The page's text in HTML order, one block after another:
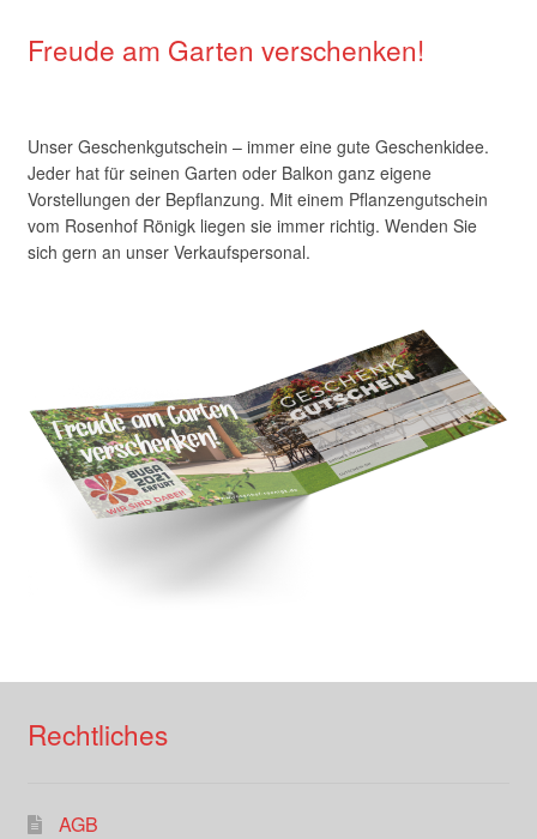
Freude am Garten verschenken!
Unser Geschenkgutschein – immer eine gute Geschenkidee.
Jeder hat für seinen Garten oder Balkon ganz eigene
Vorstellungen der Bepflanzung. Mit einem Pflanzengutschein
vom Rosenhof Rönigk liegen sie immer richtig. Wenden Sie
sich gern an unser Verkaufspersonal.
Rechtliches
AGB